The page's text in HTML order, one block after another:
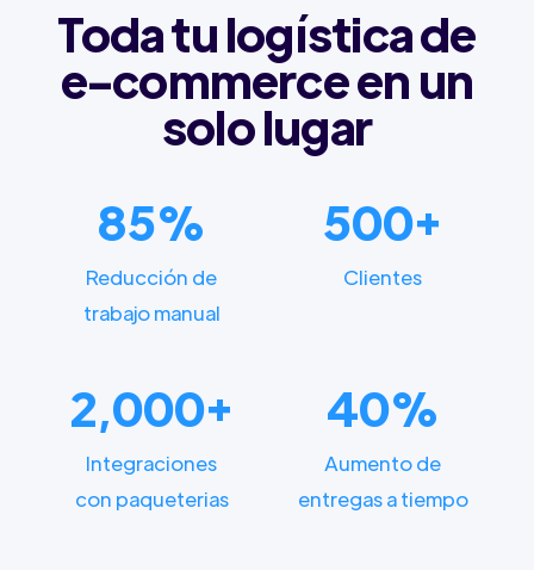
Toda tu logística de
e-commerce en un
solo lugar
85%
Reducción de
trabajo manual
500+
Clientes
2,000+
Integraciones
con paqueterias
40%
Aumento de
entregas a tiempo